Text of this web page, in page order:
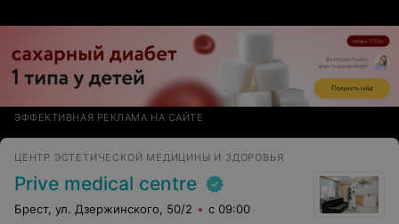
ЭФФЕКТИВНАЯ РЕКЛАМА НА САЙТЕ
ЦЕНТР ЭСТЕТИЧЕСКОЙ МЕДИЦИНЫ И ЗДОРОВЬЯ
Prive medical centre
Брест, ул. Дзержинского, 50/2 с 09:00